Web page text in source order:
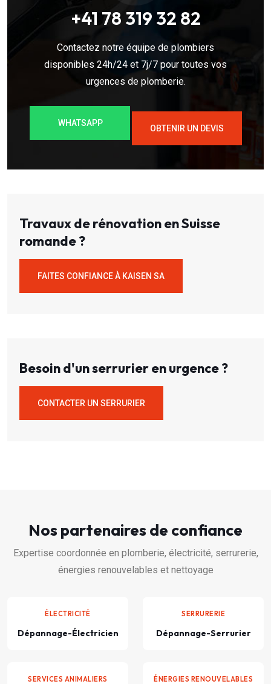
+41 78 319 32 82
Contactez notre équipe de plombiers
disponibles 24h/24 et 7j/7 pour toutes vos
urgences de plomberie.
WHATSAPP
OBTENIR UN DEVIS
Travaux de rénovation en Suisse
romande ?
FAITES CONFIANCE À KAISEN SA
Besoin d'un serrurier en urgence ?
CONTACTER UN SERRURIER
Nos partenaires de confiance
Expertise coordonnée en plomberie, électricité, serrurerie,
énergies renouvelables et nettoyage
ÉLECTRICITÉ
Dépannage-Électricien
SERRURERIE
Dépannage-Serrurier
SERVICES ANIMALIERS ÉNERGIES RENOUVELABLES